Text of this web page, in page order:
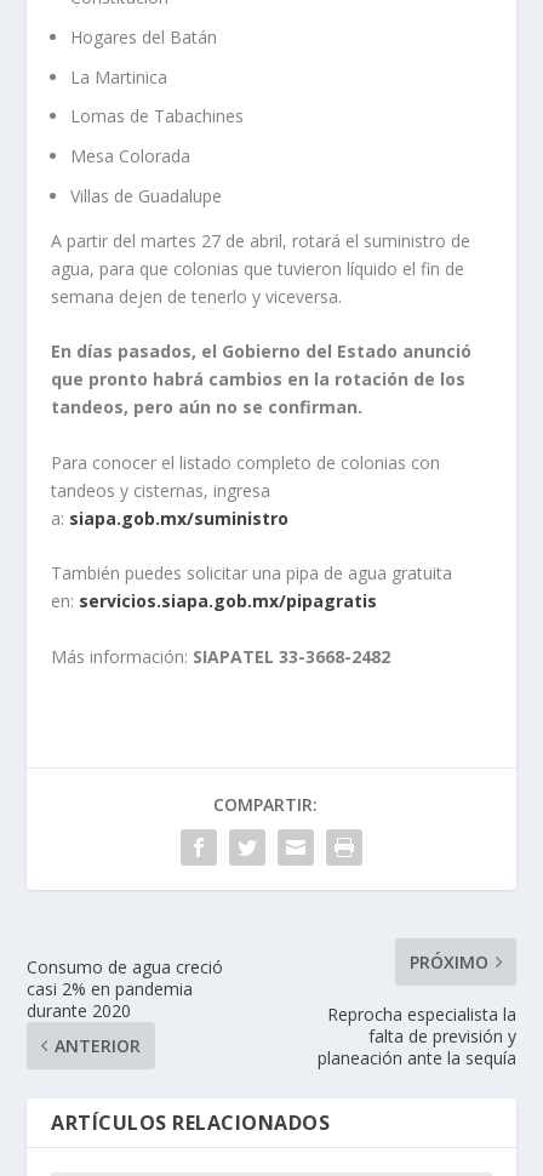
Hogares del Batán
La Martinica
Lomas de Tabachines
Mesa Colorada
Villas de Guadalupe
A partir del martes 27 de abril, rotará el suministro de
agua, para que colonias que tuvieron líquido el fin de
semana dejen de tenerlo y viceversa.
En días pasados, el Gobierno del Estado anunció
que pronto habrá cambios en la rotación de los
tandeos, pero aún no se confirman.
Para conocer el listado completo de colonias con
tandeos y cisternas, ingresa
a: siapa.gob.mx/suministro
También puedes solicitar una pipa de agua gratuita
en: servicios.siapa.gob.mx/pipagratis
Más información: SIAPATEL 33-3668-2482
COMPARTIR:
Consumo de agua creció
casi 2% en pandemia
durante 2020
ANTERIOR
PRÓXIMO
Reprocha especialista la
falta de previsión y
planeación ante la sequía
ARTÍCULOS RELACIONADOS